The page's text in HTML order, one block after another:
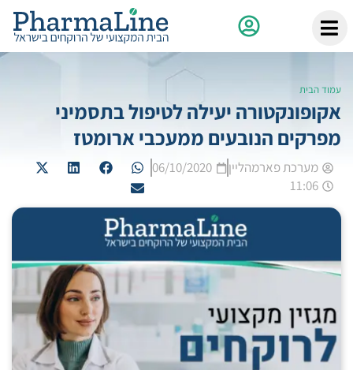
עמוד הבית
אקופונקטורה יעילה לטיפול בתסמיני
מפרקים הנובעים ממעכבי ארומטז
מערכת פארמהליין
06/10/2020
11:06